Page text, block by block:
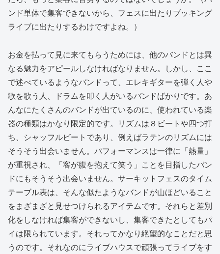
ンド単体で集客できないから、フェスに出たりブッキング
ライブに出たりするわけですよね。）
お金を払って見に来てもらうためには、他のバンドとは異
なる魅力をアピールしなければなりません。しかし、ここ
で述べているようなバンドって、エレキギターを弾く人や
歌を歌う人、ドラムを叩く人がいるバンドばかりです。あ
んなにたくさんのバンドが出ているのに、使われている楽
器の種類はかなり限定的です。リズムは８ビートや四つ打
ち、シャッフルビートであり、例えばラテンのリズムには
そうそう出会いません。パフォーマンスは一律に「熱量」
が重視され、「客が腹を抱えて笑う」ことを目指したバン
ドにもそうそう出会いません。サーキットフェスのタイム
テーブル表は、そんな似たようなバンドが山ほどいること
をまざまざと見せつけられるアイテムです。それらと差別
化をしなければ集客ができないし、集客できたとしてもパ
イは限られています。それってかなり絶望的なことだと思
うのです。それなのにライブハウスで頑張ってライブをす